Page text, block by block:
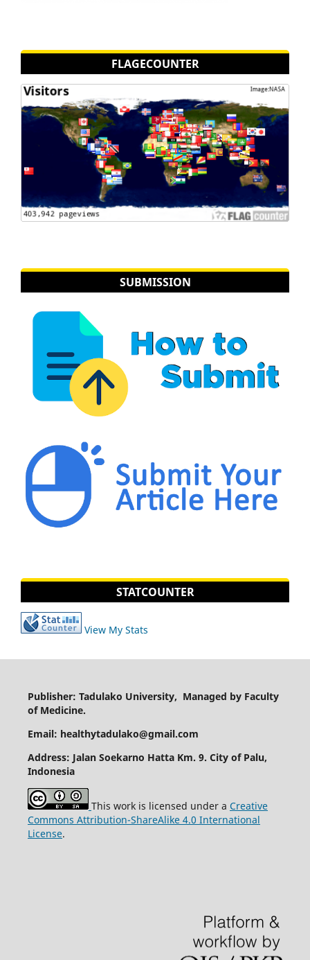
FLAGECOUNTER
SUBMISSION
STATCOUNTER
View My Stats
Publisher: Tadulako University, Managed by Faculty
of Medicine.
Email: healthytadulako@gmail.com
Address: Jalan Soekarno Hatta Km. 9. City of Palu,
Indonesia
This work is licensed under a Creative
Commons Attribution-ShareAlike 4.0 International
License.